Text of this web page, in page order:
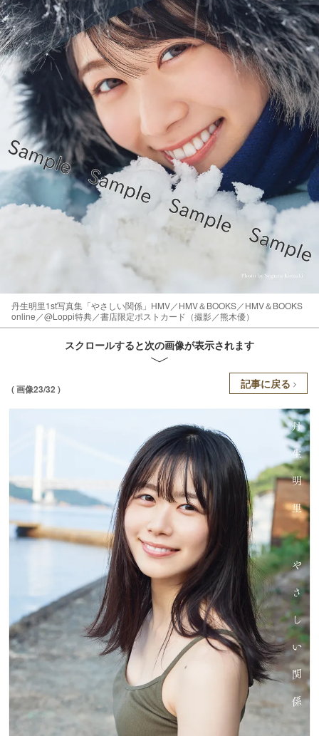
丹生明里1st写真集「やさしい関係」HMV／HMV＆BOOKS／HMV＆BOOKS
online／@Loppi特典／書店限定ポストカード（撮影／熊木優）
スクロールすると次の画像が表示されます
( 画像23/32 ) 記事に戻る